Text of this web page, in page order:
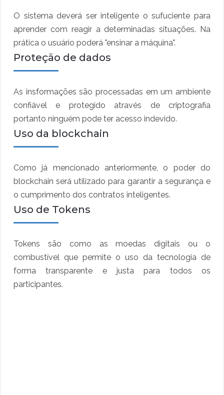
O sistema deverá ser inteligente o sufuciente para
aprender com reagir a determinadas situações. Na
prática o usuário poderá "ensinar a máquina".
Proteção de dados
As insformações são processadas em um ambiente
confiável e protegido através de criptografia
portanto ninguém pode ter acesso indevido.
Uso da blockchain
Como já mencionado anteriormente, o poder do
blockchain será utilizado para garantir a segurança e
o cumprimento dos contratos inteligentes.
Uso de Tokens
Tokens são como as moedas digitais ou o
combustível que permite o uso da tecnologia de
forma transparente e justa para todos os
participantes.